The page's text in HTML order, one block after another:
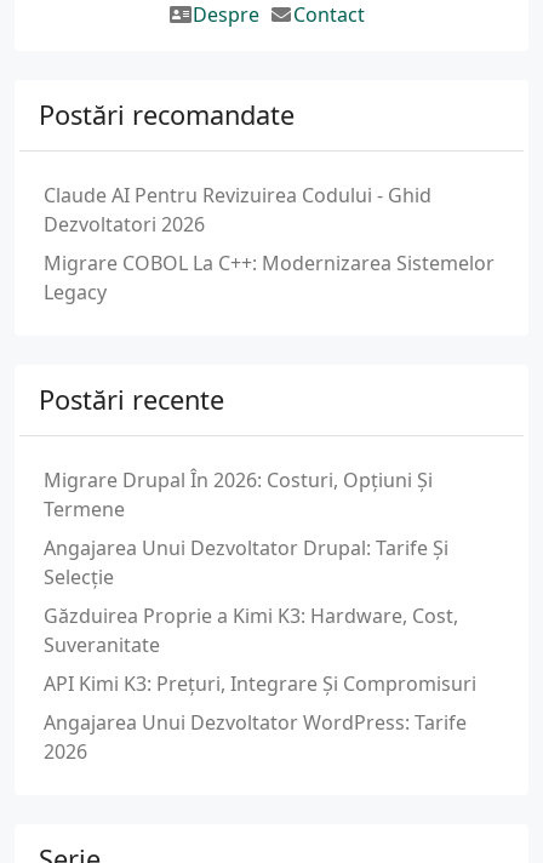
Despre
Contact
Postări recomandate
Claude AI Pentru Revizuirea Codului - Ghid
Dezvoltatori 2026
Migrare COBOL La C++: Modernizarea Sistemelor
Legacy
Postări recente
Migrare Drupal În 2026: Costuri, Opțiuni Și
Termene
Angajarea Unui Dezvoltator Drupal: Tarife Și
Selecție
Găzduirea Proprie a Kimi K3: Hardware, Cost,
Suveranitate
API Kimi K3: Prețuri, Integrare Și Compromisuri
Angajarea Unui Dezvoltator WordPress: Tarife
2026